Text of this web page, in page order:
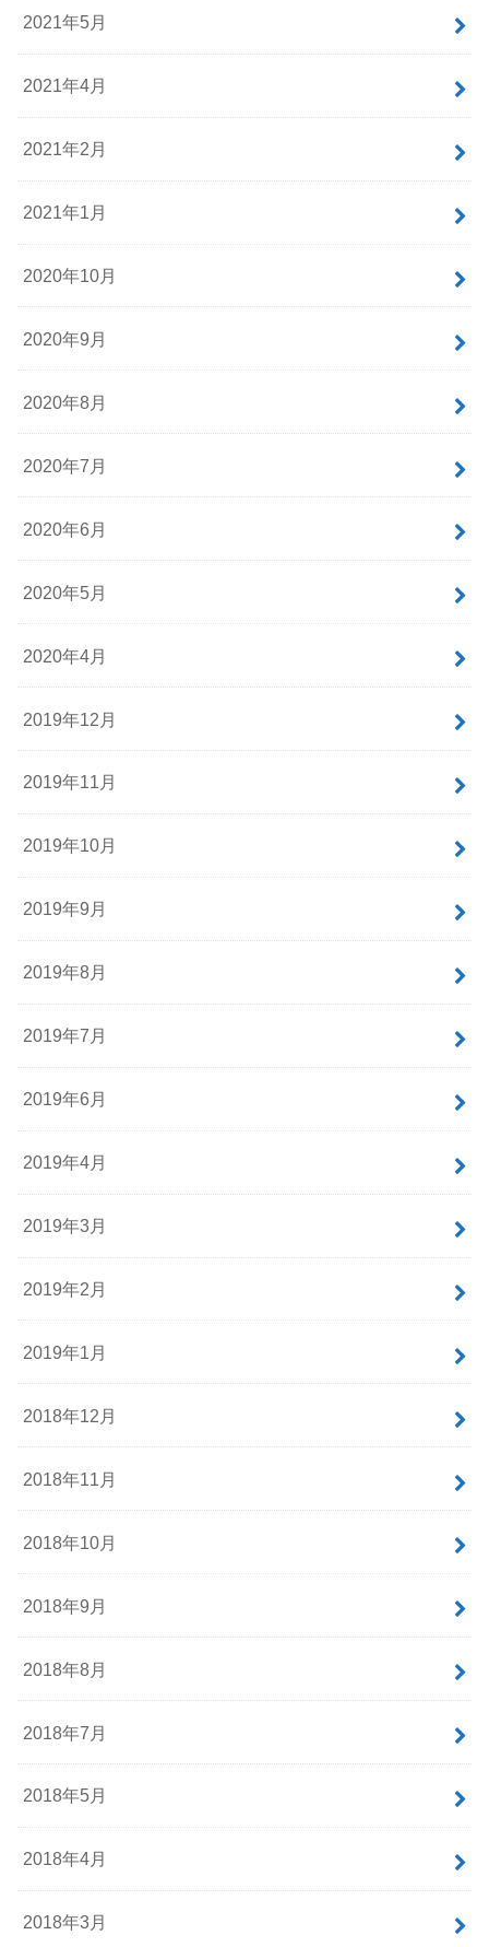
2021年5月
2021年4月
2021年2月
2021年1月
2020年10月
2020年9月
2020年8月
2020年7月
2020年6月
2020年5月
2020年4月
2019年12月
2019年11月
2019年10月
2019年9月
2019年8月
2019年7月
2019年6月
2019年4月
2019年3月
2019年2月
2019年1月
2018年12月
2018年11月
2018年10月
2018年9月
2018年8月
2018年7月
2018年5月
2018年4月
2018年3月